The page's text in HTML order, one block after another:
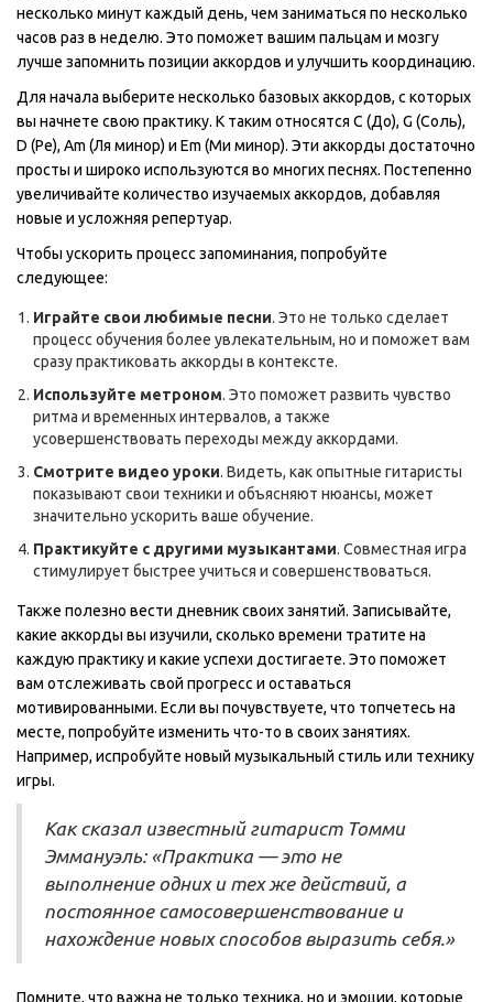
несколько минут каждый день, чем заниматься по несколько
часов раз в неделю. Это поможет вашим пальцам и мозгу
лучше запомнить позиции аккордов и улучшить координацию.
Для начала выберите несколько базовых аккордов, с которых
вы начнете свою практику. К таким относятся C (До), G (Соль),
D (Ре), Am (Ля минор) и Em (Ми минор). Эти аккорды достаточно
просты и широко используются во многих песнях. Постепенно
увеличивайте количество изучаемых аккордов, добавляя
новые и усложняя репертуар.
Чтобы ускорить процесс запоминания, попробуйте
следующее:
Играйте свои любимые песни. Это не только сделает
процесс обучения более увлекательным, но и поможет вам
сразу практиковать аккорды в контексте.
Используйте метроном. Это поможет развить чувство
ритма и временных интервалов, а также
усовершенствовать переходы между аккордами.
Смотрите видео уроки. Видеть, как опытные гитаристы
показывают свои техники и объясняют нюансы, может
значительно ускорить ваше обучение.
Практикуйте с другими музыкантами. Совместная игра
стимулирует быстрее учиться и совершенствоваться.
Также полезно вести дневник своих занятий. Записывайте,
какие аккорды вы изучили, сколько времени тратите на
каждую практику и какие успехи достигаете. Это поможет
вам отслеживать свой прогресс и оставаться
мотивированными. Если вы почувствуете, что топчетесь на
месте, попробуйте изменить что-то в своих занятиях.
Например, испробуйте новый музыкальный стиль или технику
игры.
Как сказал известный гитарист Томми
Эммануэль: «Практика — это не
выполнение одних и тех же действий, а
постоянное самосовершенствование и
нахождение новых способов выразить себя.»
Помните, что важна не только техника, но и эмоции, которые